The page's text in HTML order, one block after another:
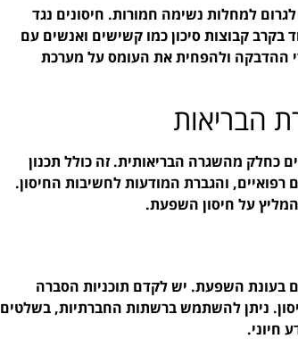
למחלות נשימה חמורות. חיסונים נגד
קבוצות סיכון כמו קשישים ואנשים עם
ההדבקה ולהפחית את העומס על מערכת
הבריאות
כחלק מהשגרה הבריאותית. זה כולל תכנון
רפואיים, והגברת המודעות לחשיבות החיסון.
על חיסון השפעת.
בעונת השפעת. יש לקדם תוכניות הסברה
ניתן להשתמש ברשתות החברתיות, בשלטים
חיוני.